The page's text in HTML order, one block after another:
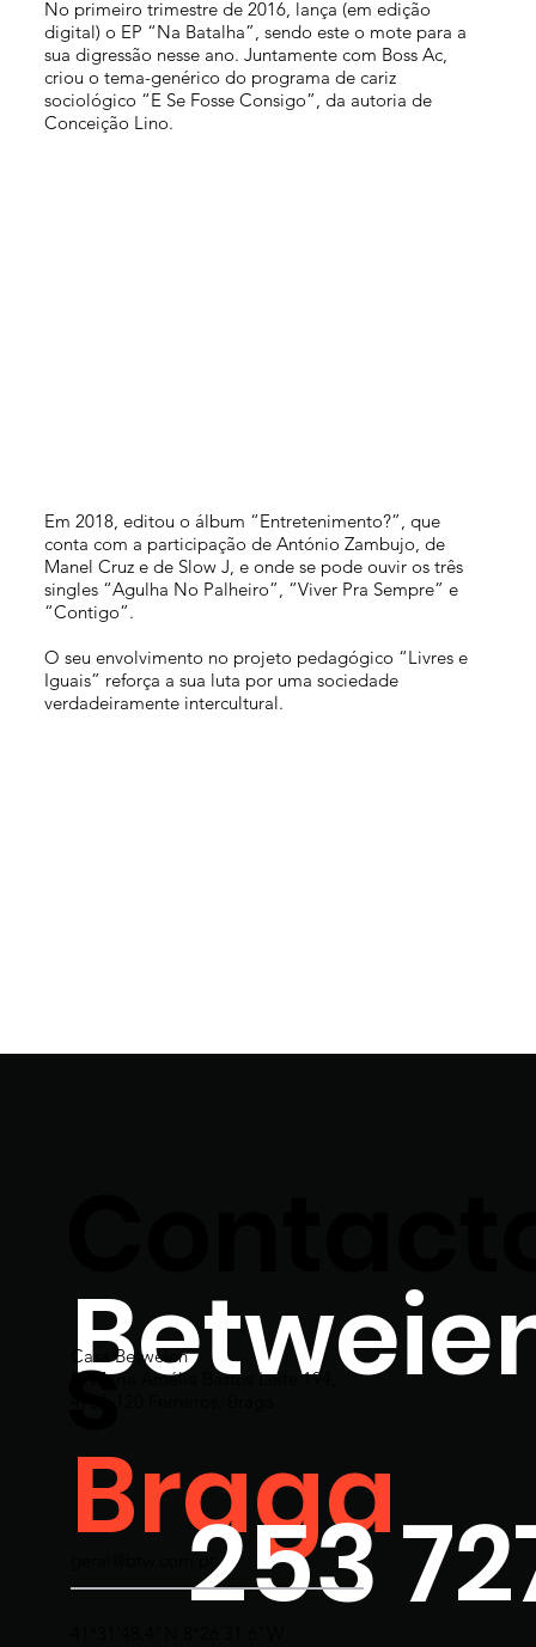
No primeiro trimestre de 2016, lança (em edição
digital) o EP “Na Batalha”, sendo este o mote para a
sua digressão nesse ano. Juntamente com Boss Ac,
criou o tema-genérico do programa de cariz
sociológico “E Se Fosse Consigo”, da autoria de
Conceição Lino.
Em 2018, editou o álbum “Entretenimento?”, que
conta com a participação de António Zambujo, de
Manel Cruz e de Slow J, e onde se pode ouvir os três
singles “Agulha No Palheiro”, “Viver Pra Sempre” e
“Contigo”.
O seu envolvimento no projeto pedagógico “Livres e
Iguais” reforça a sua luta por uma sociedade
verdadeiramente intercultural.
Braga
Casa Betweien
R. Maria Amélia Bastos Leite 194,
253
geral@btw.com.pt
s